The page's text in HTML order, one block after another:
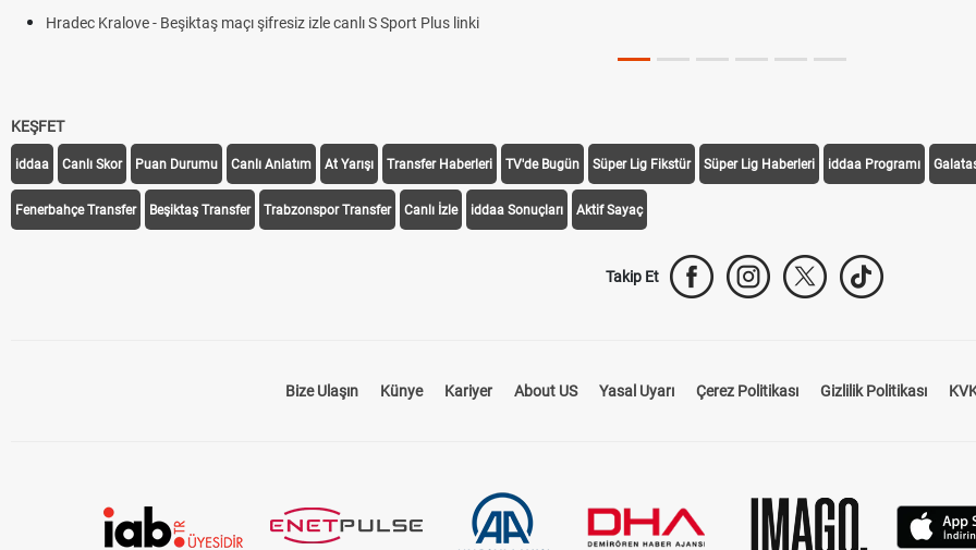
- Beşiktaş maçı şifresiz izle canlı S Sport Plus linki
KEŞFET
iddaa Canlı Skor Puan Durumu Canlı Anlatım At Yarışı Transfer Haberleri TV'de Bugün Süper Lig Fikstür Süper Lig Haberleri iddaa Programı
Fenerbahçe Transfer Beşiktaş Transfer Trabzonspor Transfer Canlı İzle iddaa Sonuçları Aktif Sayaç
Takip Et
Bize Ulaşın Künye Kariyer About US Yasal Uyarı Çerez Politikası Gizlilik Politikası